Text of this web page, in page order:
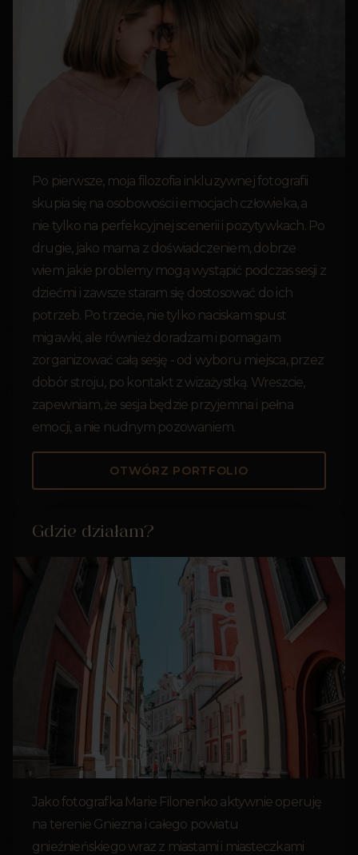
Po pierwsze, moja filozofia inkluzywnej fotografii
skupia się na osobowości i emocjach człowieka, a
nie tylko na perfekcyjnej scenerii i pozytywkach. Po
drugie, jako mama z doświadczeniem, dobrze
wiem jakie problemy mogą wystąpić podczas sesji z
dziećmi i zawsze staram się dostosować do ich
potrzeb. Po trzecie, nie tylko naciskam spust
migawki, ale również doradzam i pomagam
zorganizować całą sesję - od wyboru miejsca, przez
dobór stroju, po kontakt z wizażystką. Wreszcie,
zapewniam, że sesja będzie przyjemna i pełna
emocji, a nie nudnym pozowaniem.
OTWÓRZ PORTFOLIO
Gdzie działam?
Jako fotografka Marie Filonenko aktywnie operuję
na terenie Gniezna i całego powiatu
gnieźnieńskiego wraz z miastami i miasteczkami